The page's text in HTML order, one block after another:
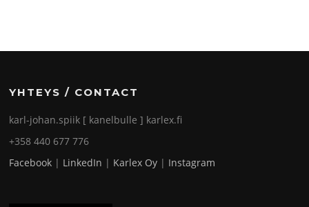
YHTEYS / CONTACT
karl-johan.spiik [ kanelbulle ] karlex.fi
+358 440 677 776
Facebook | LinkedIn | Karlex Oy | Instagram